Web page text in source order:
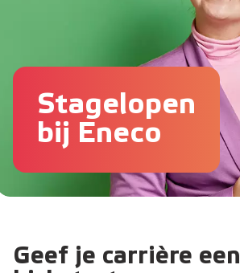
Stagelopen
bij Eneco
Geef je carrière een